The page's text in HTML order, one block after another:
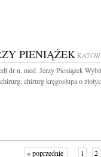
PIENIĄŻEK
dr n. med. Jerzy Pieniążek
chirurg kręgosłupa o
« poprzednie 1 2